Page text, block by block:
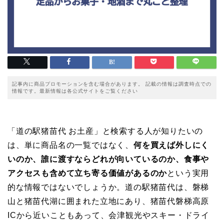
記事内に商品プロモーションを含む場合があります。 記載の情報は調査時点での
情報です。最新情報は各公式サイトをご覧ください
「道の駅猪苗代 お土産」と検索する人が知りたいの
は、単に商品名の一覧ではなく、 何を買えば外しにく
いのか、誰に渡すならどれが向いているのか、食事や
アクセスも含めて立ち寄る価値があるのかという実用
的な情報ではないでしょうか。道の駅猪苗代は、磐梯
山と猪苗代湖に囲まれた立地にあり、猪苗代磐梯高原
ICから近いこともあって、会津観光やスキー・ドライ